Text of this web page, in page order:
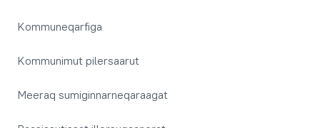
Kommuneqarfiga
Kommunimut pilersaarut
Meeraq sumiginnarneqaraagat